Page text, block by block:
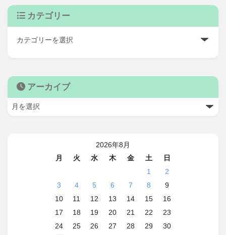
カテゴリー
アーカイブ
2026年8月
月
火 水 木 金 土
日
1
2
3
4 5 6 7 8
9
10
11 12 13 14 15
16
17
18 19 20 21 22
23
24
25 26 27 28 29
30